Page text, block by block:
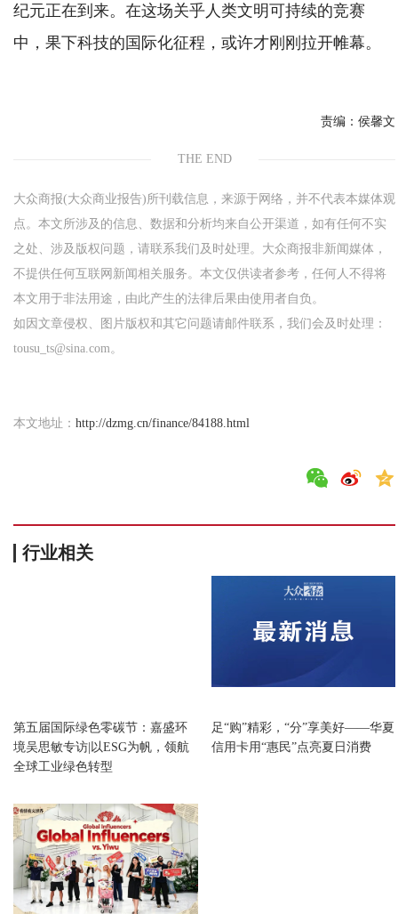
纪元正在到来。在这场关乎人类文明可持续的竞赛
中，果下科技的国际化征程，或许才刚刚拉开帷幕。
责编： 侯馨文
THE END
大众商报(大众商业报告)所刊载信息，来源于网络，并不代表本媒体观
点。本文所涉及的信息、数据和分析均来自公开渠道，如有任何不实
之处、涉及版权问题，请联系我们及时处理。大众商报非新闻媒体，
不提供任何互联网新闻相关服务。本文仅供读者参考，任何人不得将
本文用于非法用途，由此产生的法律后果由使用者自负。
如因文章侵权、图片版权和其它问题请邮件联系，我们会及时处理：
tousu_ts@sina.com。
本文地址： http://dzmg.cn/finance/84188.html
行业相关
第五届国际绿色零碳节：嘉盛环
境吴思敏专访|以ESG为帆，领航
全球工业绿色转型
足“购”精彩，“分”享美好——华夏
信用卡用“惠民”点亮夏日消费